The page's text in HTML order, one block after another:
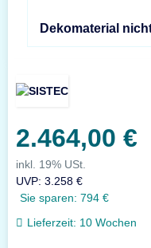
Dekomaterial
2.464,00 €
inkl. 19% USt.
UVP: 3.258 €
Sie sparen: 794 €
Lieferzeit: 10 Wochen